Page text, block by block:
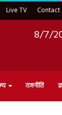
Live TV Contact
8/7/
राजनीति